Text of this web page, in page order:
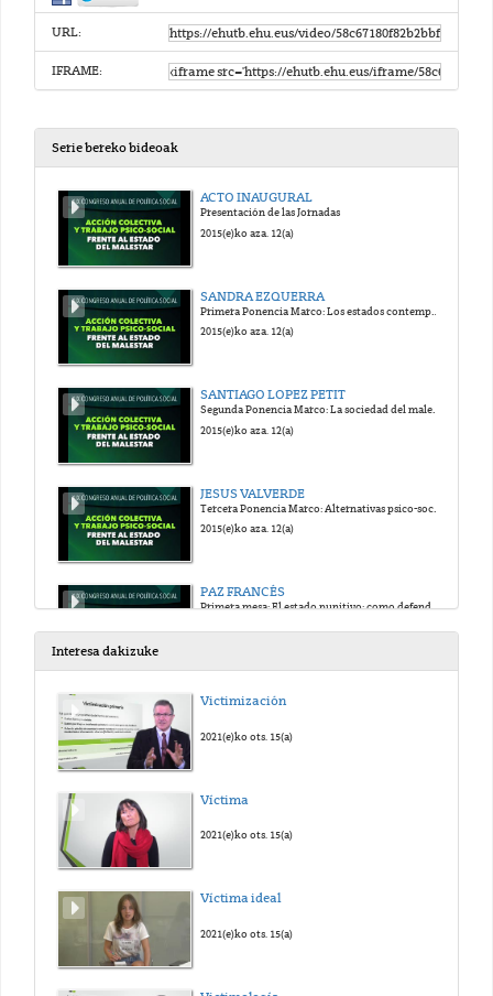
URL:
IFRAME:
Serie bereko bideoak
ACTO INAUGURAL
Presentación de las Jornadas
2015(e)ko aza. 12(a)
SANDRA EZQUERRA
Primera Ponencia Marco: Los estados contemporáneos y sus políticas económica: ¿Al servicio de quién?
2015(e)ko aza. 12(a)
SANTIAGO LOPEZ PETIT
Segunda Ponencia Marco: La sociedad del malestar y la producción del sujeto enfermo
2015(e)ko aza. 12(a)
JESUS VALVERDE
Tercera Ponencia Marco: Alternativas psico-sociales a las industrias del tratamiento y al "poder terapéutico"
2015(e)ko aza. 12(a)
PAZ FRANCÉS
Primera mesa: El estado punitivo: como defenderse de las leyes criminalizadoras
Interesa dakizuke
Victimización
2021(e)ko ots. 15(a)
Víctima
2021(e)ko ots. 15(a)
Víctima ideal
2021(e)ko ots. 15(a)